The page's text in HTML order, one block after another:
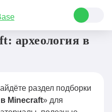
в Minecraft
археология в
раздел подборки
Minecraft» для